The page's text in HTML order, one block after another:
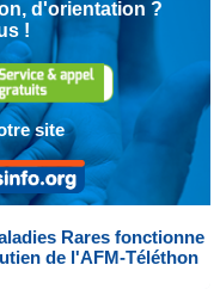
d'orientation ?
!
site
Rares fonctionne
de l'AFM-Téléthon